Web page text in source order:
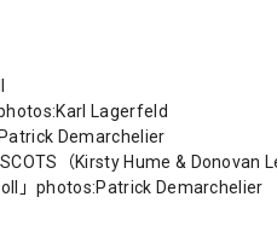
Lagerfeld
Demarchelier
SCOTS（Kirsty Hume & Donovan
」photos:Patrick Demarchelier